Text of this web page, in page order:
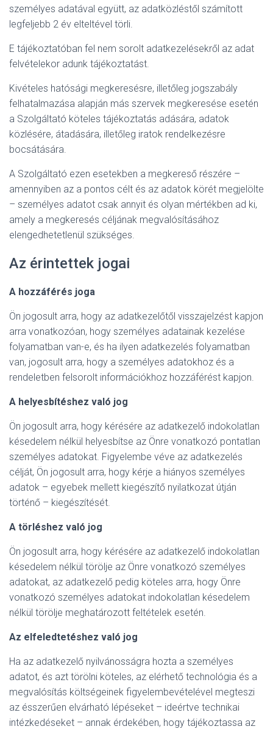
személyes adatával együtt, az adatközléstől számított
legfeljebb 2 év elteltével törli.
E tájékoztatóban fel nem sorolt adatkezelésekről az adat
felvételekor adunk tájékoztatást.
Kivételes hatósági megkeresésre, illetőleg jogszabály
felhatalmazása alapján más szervek megkeresése esetén
a Szolgáltató köteles tájékoztatás adására, adatok
közlésére, átadására, illetőleg iratok rendelkezésre
bocsátására.
A Szolgáltató ezen esetekben a megkereső részére –
amennyiben az a pontos célt és az adatok körét megjelölte
– személyes adatot csak annyit és olyan mértékben ad ki,
amely a megkeresés céljának megvalósításához
elengedhetetlenül szükséges.
Az érintettek jogai
A hozzáférés joga
Ön jogosult arra, hogy az adatkezelőtől visszajelzést kapjon
arra vonatkozóan, hogy személyes adatainak kezelése
folyamatban van-e, és ha ilyen adatkezelés folyamatban
van, jogosult arra, hogy a személyes adatokhoz és a
rendeletben felsorolt információkhoz hozzáférést kapjon.
A helyesbítéshez való jog
Ön jogosult arra, hogy kérésére az adatkezelő indokolatlan
késedelem nélkül helyesbítse az Önre vonatkozó pontatlan
személyes adatokat. Figyelembe véve az adatkezelés
célját, Ön jogosult arra, hogy kérje a hiányos személyes
adatok – egyebek mellett kiegészítő nyilatkozat útján
történő – kiegészítését.
A törléshez való jog
Ön jogosult arra, hogy kérésére az adatkezelő indokolatlan
késedelem nélkül törölje az Önre vonatkozó személyes
adatokat, az adatkezelő pedig köteles arra, hogy Önre
vonatkozó személyes adatokat indokolatlan késedelem
nélkül törölje meghatározott feltételek esetén.
Az elfeledtetéshez való jog
Ha az adatkezelő nyilvánosságra hozta a személyes
adatot, és azt törölni köteles, az elérhető technológia és a
megvalósítás költségeinek figyelembevételével megteszi
az ésszerűen elvárható lépéseket – ideértve technikai
intézkedéseket – annak érdekében, hogy tájékoztassa az